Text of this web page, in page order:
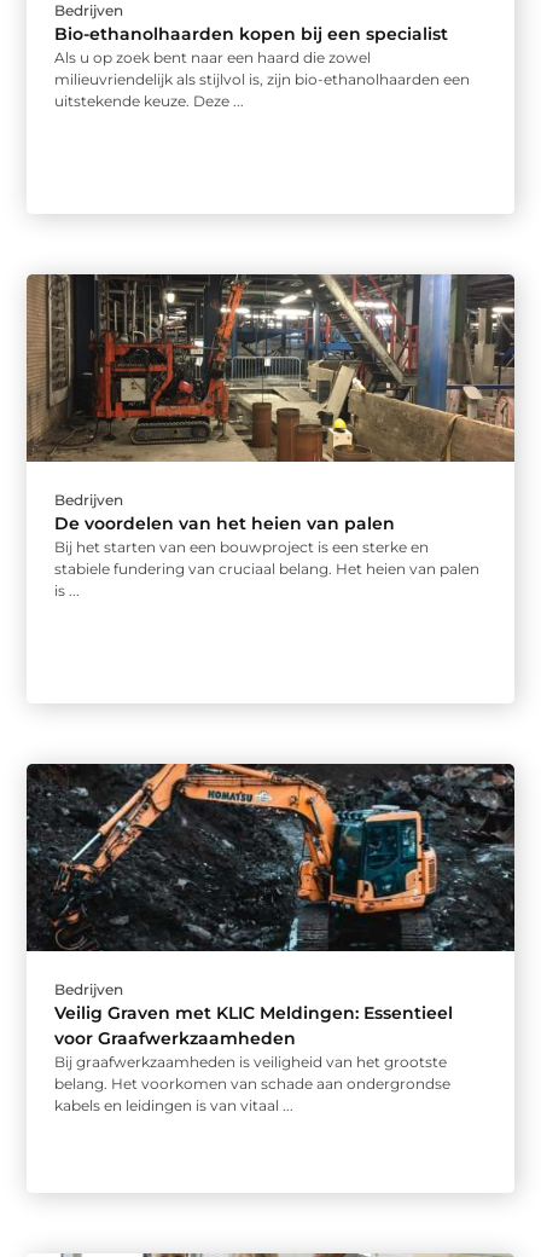
Bedrijven
Bio-ethanolhaarden kopen bij een specialist
Als u op zoek bent naar een haard die zowel
milieuvriendelijk als stijlvol is, zijn bio-ethanolhaarden een
uitstekende keuze. Deze ...
Bedrijven
De voordelen van het heien van palen
Bij het starten van een bouwproject is een sterke en
stabiele fundering van cruciaal belang. Het heien van palen
is ...
Bedrijven
Veilig Graven met KLIC Meldingen: Essentieel
voor Graafwerkzaamheden
Bij graafwerkzaamheden is veiligheid van het grootste
belang. Het voorkomen van schade aan ondergrondse
kabels en leidingen is van vitaal ...